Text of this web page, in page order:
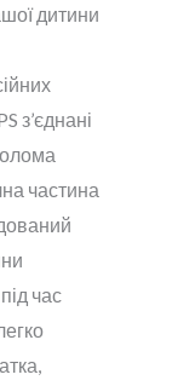
дитини
з’єднані
частина
час